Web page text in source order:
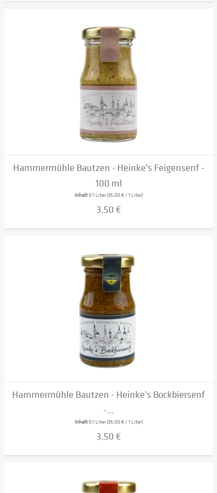
Hammermühle Bautzen - Heinke's Feigensenf -
100 ml
Inhalt0.1 Liter(35,00 € / 1 Liter)
3,50 €
Hammermühle Bautzen - Heinke's Bockbiersenf
-...
Inhalt0.1 Liter(35,00 € / 1 Liter)
3,50 €